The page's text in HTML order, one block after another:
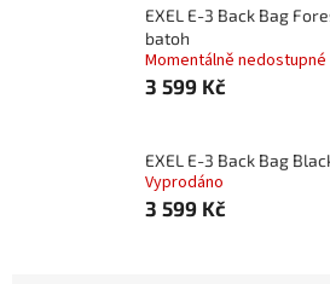
EXEL E-3 Back Bag
batoh
Momentálně nedostupné
3 599 Kč
EXEL E-3 Back Bag
Vyprodáno
3 599 Kč